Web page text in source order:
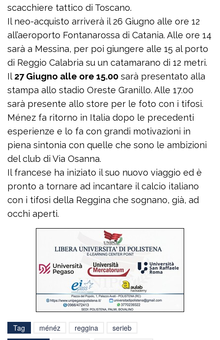
scacchiere tattico di Toscano.
Il neo-acquisto arriverà il 26 Giugno alle ore 12
all’aeroporto Fontanarossa di Catania. Alle ore 14
sarà a Messina, per poi giungere alle 15 al porto
di Reggio Calabria su un catamarano di 12 metri.
Il27 Giugno alle ore 15.00 sarà presentato alla
stampa allo stadio Oreste Granillo. Alle 17.00
sarà presente allo store per le foto con i tifosi.
Ménez fa ritorno in Italia dopo le precedenti
esperienze e lo fa con grandi motivazioni in
piena sintonia con quelle che sono le ambizioni
del club di Via Osanna.
Il francese ha iniziato il suo nuovo viaggio ed è
pronto a tornare ad incantare il calcio italiano
con i tifosi della Reggina che sognano, già, ad
occhi aperti.
Tag ménéz reggina
serieb